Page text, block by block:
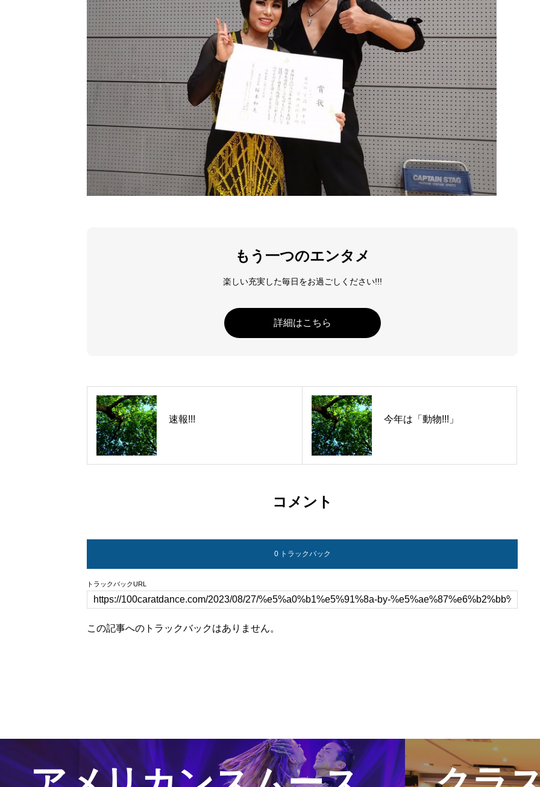
レッスン
「心技体」すべてを満た
イベント
100 Carat のイベントは別
イチオシ情報
100 Carat の最も熱い
何でも質問!!!
もう一つのエンタメ
楽しい充実した毎日をお過ごしください!!!
詳細はこちら
速報!!! 今年は「動物!!!」
コメント
0 トラックバック
トラックバックURL
この記事へのトラックバックはありません。